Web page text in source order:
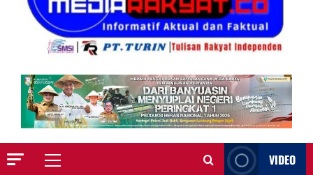
Primary
VIDEO